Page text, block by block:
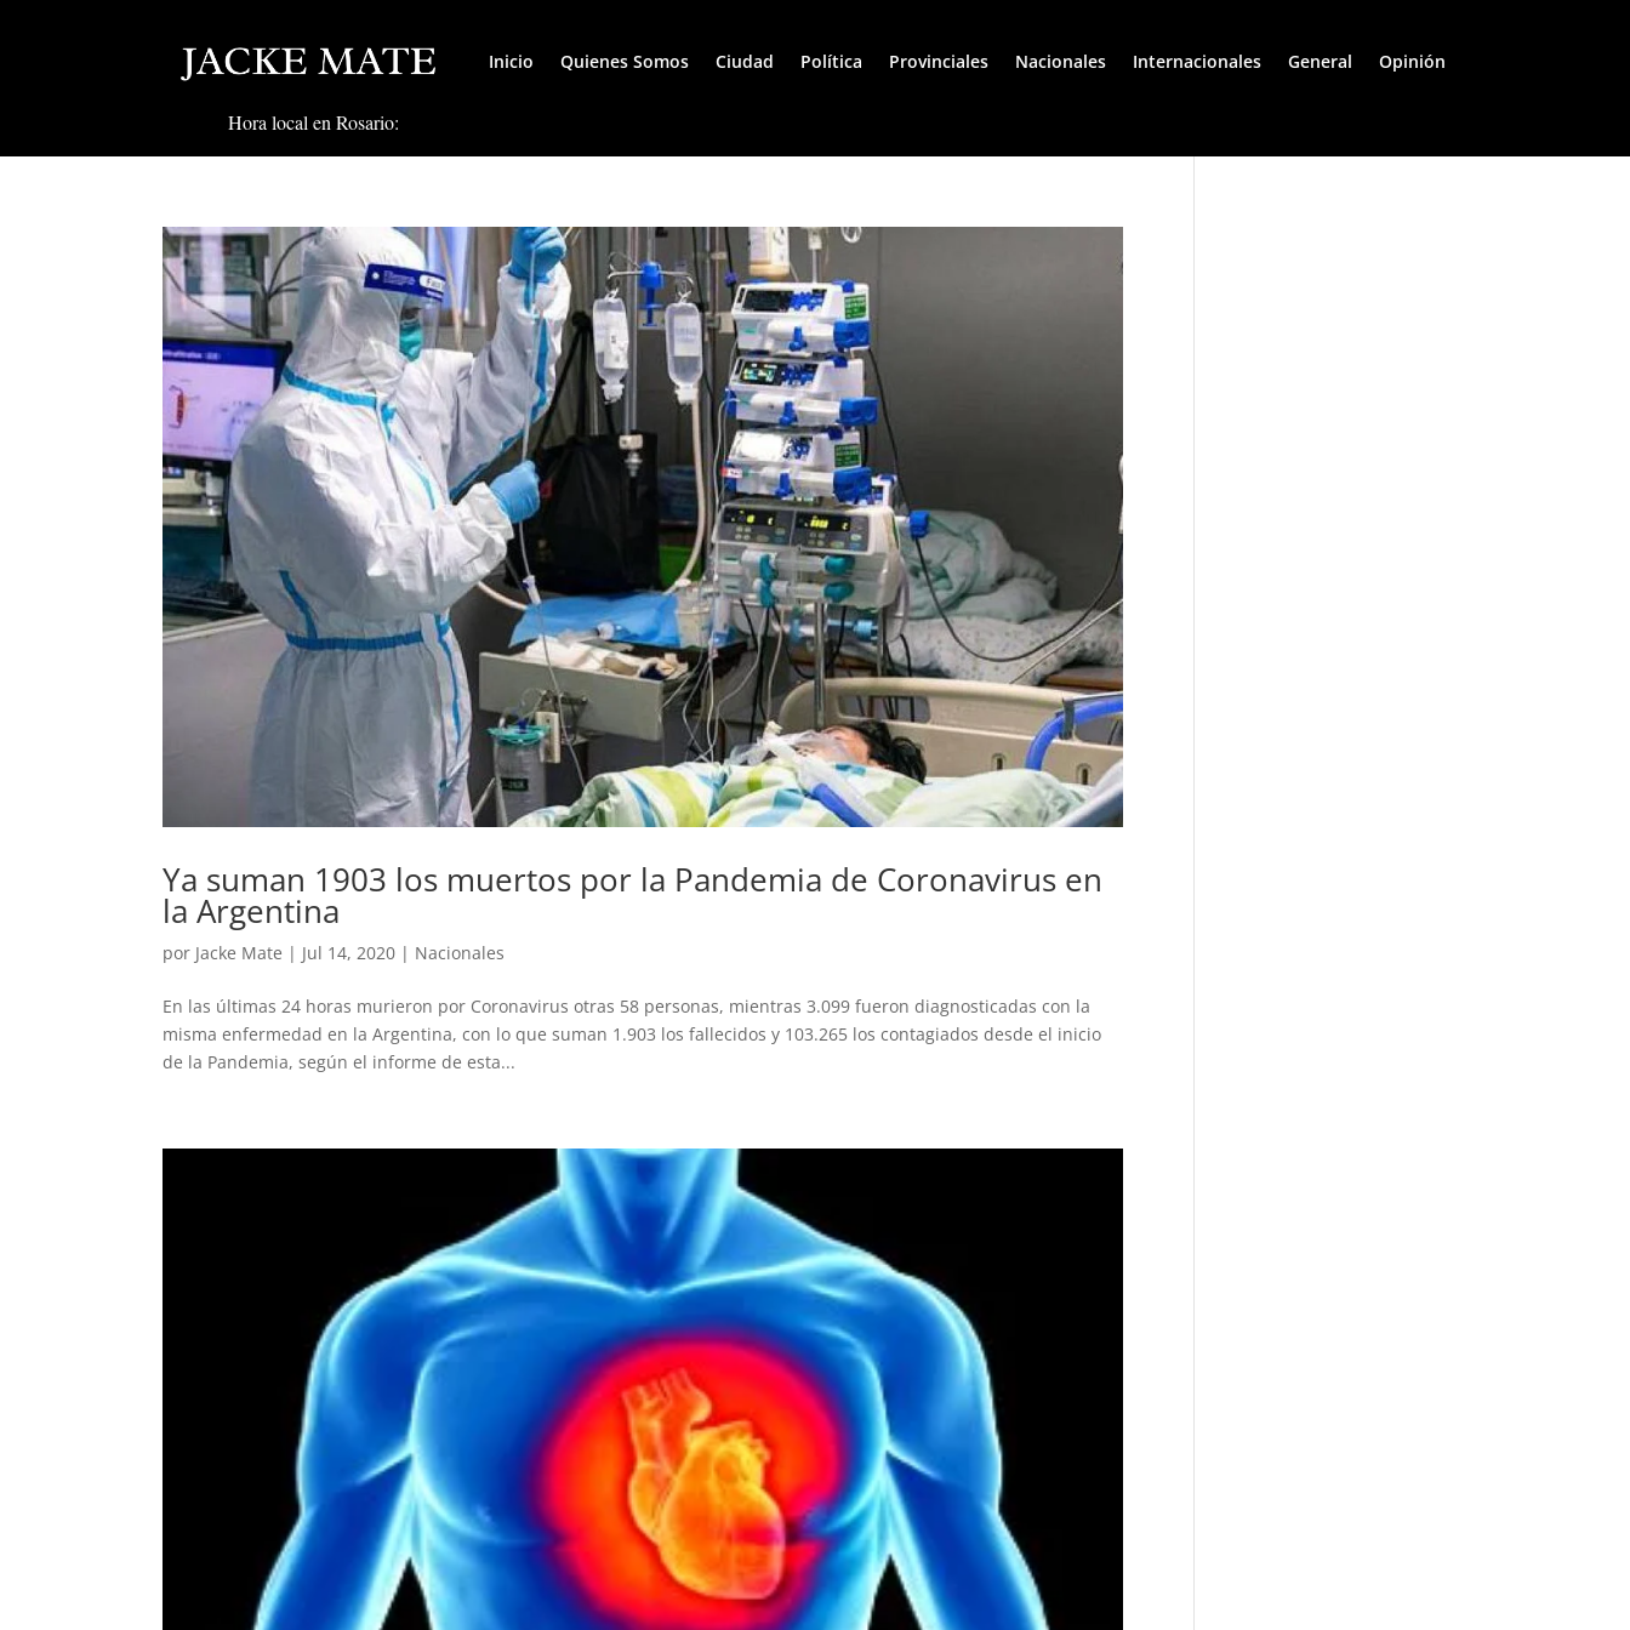
Inicio Quienes Somos Ciudad Política Provinciales Nacionales Internacionales General Opinión
Hora local en Rosario:
Ya suman 1903 los muertos por la Pandemia de Coronavirus en
la Argentina
por Jacke Mate | Jul 14, 2020 | Nacionales
En las últimas 24 horas murieron por Coronavirus otras 58 personas, mientras 3.099 fueron diagnosticadas con la
misma enfermedad en la Argentina, con lo que suman 1.903 los fallecidos y 103.265 los contagiados desde el inicio
de la Pandemia, según el informe de esta...